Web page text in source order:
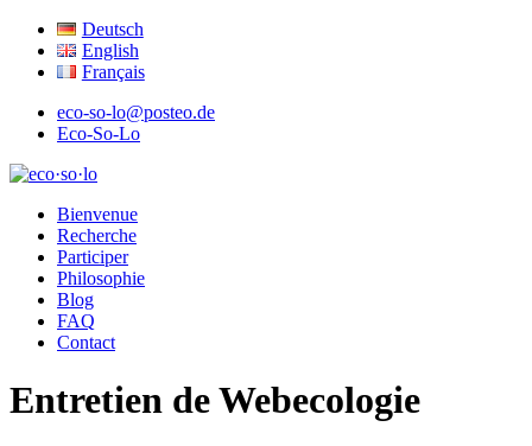
Deutsch
English
Français
eco-so-lo@posteo.de
Eco-So-Lo
eco·so·lo
Bienvenue
Recherche
Participer
Philosophie
Blog
FAQ
Contact
Entretien de Webecologie